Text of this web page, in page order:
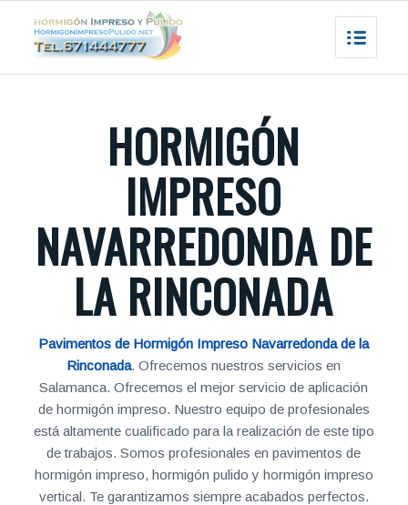
HORMIGÓN
IMPRESO
NAVARREDONDA DE
LA RINCONADA
Pavimentos de Hormigón Impreso Navarredonda de la
Rinconada. Ofrecemos nuestros servicios en
Salamanca. Ofrecemos el mejor servicio de aplicación
de hormigón impreso. Nuestro equipo de profesionales
está altamente cualificado para la realización de este tipo
de trabajos. Somos profesionales en pavimentos de
hormigón impreso, hormigón pulido y hormigón impreso
vertical. Te garantizamos siempre acabados perfectos.